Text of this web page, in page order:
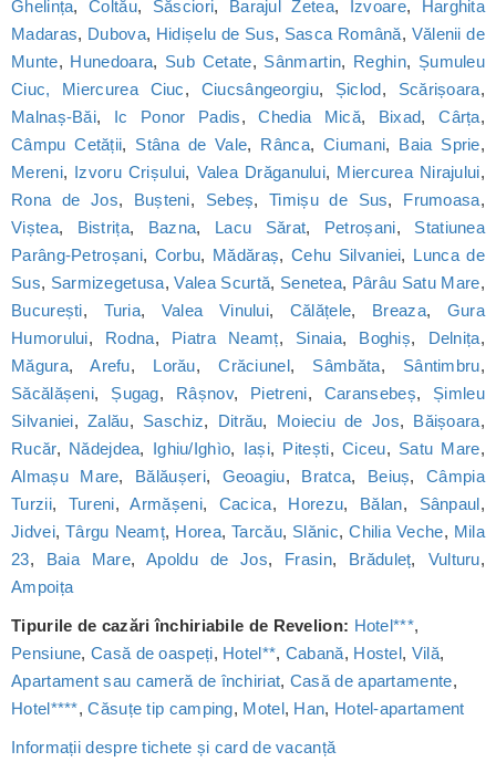
Ghelința,Coltău, Săsciori, Barajul Zetea, Izvoare, Harghita
Madaras, Dubova, Hidișelu de Sus, Sasca Română, Vălenii de
Munte, Hunedoara, Sub Cetate, Sânmartin, Reghin, Șumuleu
Ciuc, Miercurea Ciuc, Ciucsângeorgiu, Șiclod, Scărișoara,
Malnaș-Băi, Ic Ponor Padis,Chedia Mică, Bixad,Cârța,
Câmpu Cetății, Stâna de Vale, Rânca,Ciumani, Baia Sprie,
Mereni, Izvoru Crișului, Valea Drăganului, Miercurea Nirajului,
Rona de Jos, Bușteni, Sebeș, Timișu de Sus, Frumoasa,
Viștea, Bistrița, Bazna, Lacu Sărat, Petroșani, Statiunea
Parâng-Petroșani, Corbu, Mădăraș, Cehu Silvaniei, Lunca de
Sus, Sarmizegetusa,Valea Scurtă, Senetea, Pârâu Satu Mare,
București, Turia, Valea Vinului, Călățele, Breaza, Gura
Humorului, Rodna, Piatra Neamț, Sinaia, Boghiș, Delnița,
Măgura,Arefu, Lorău,Crăciunel, Sâmbăta, Sântimbru,
Săcălășeni, Șugag, Râșnov, Pietreni, Caransebeș, Șimleu
Silvaniei,Zalău, Saschiz, Ditrău, Moieciu de Jos, Băișoara,
Rucăr, Nădejdea, Ighiu/Ighìo, Iași, Pitești,Ciceu, Satu Mare,
Almașu Mare, Bălăușeri, Geoagiu, Bratca, Beiuș,Câmpia
Turzii, Tureni,Armășeni, Cacica, Horezu, Bălan, Sânpaul,
Jidvei,Târgu Neamț, Horea,Tarcău, Slănic,Chilia Veche, Mila
23, Baia Mare,Apoldu de Jos, Frasin, Brăduleț, Vulturu,
Ampoița
Tipurile de cazări închiriabile de Revelion: Hotel***,
Pensiune,Casă de oaspeți, Hotel**, Cabană, Hostel, Vilă,
Apartament sau cameră de închiriat, Casă de apartamente,
Hotel****,Căsuțe tip camping, Motel, Han, Hotel-apartament
Informații despre tichete și card de vacanță